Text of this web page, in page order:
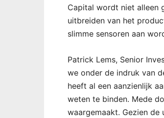
Capital wordt niet alleen
uitbreiden van het
slimme sensoren aan
Patrick Lems, Senior
we onder de indruk van
heeft al een aanzienlijk
weten te binden. Mede
waargemaakt. Gezien de